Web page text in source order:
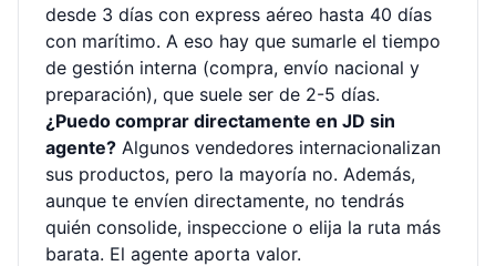
desde 3 días con express aéreo hasta 40 días
con marítimo. A eso hay que sumarle el tiempo
de gestión interna (compra, envío nacional y
preparación), que suele ser de 2-5 días.
¿Puedo comprar directamente en JD sin
agente? Algunos vendedores internacionalizan
sus productos, pero la mayoría no. Además,
aunque te envíen directamente, no tendrás
quién consolide, inspeccione o elija la ruta más
barata. El agente aporta valor.